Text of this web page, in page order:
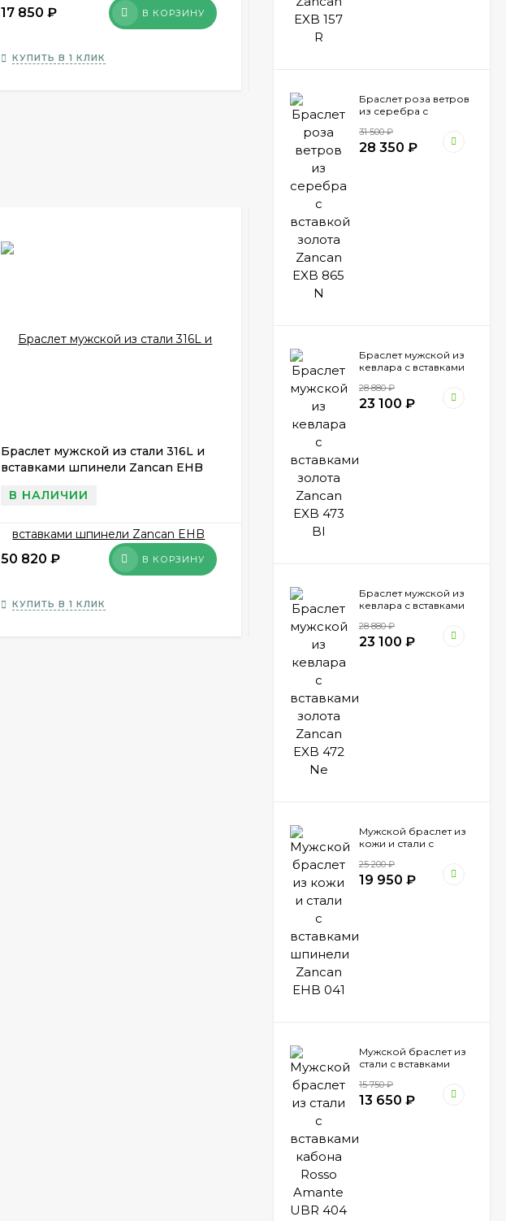
17 850 ₽ В КОРЗИНУ
КУПИТЬ В 1 КЛИК
25 200 ₽
Браслет мужской из стали 316L и
вставками шпинели Zancan EHB
В НАЛИЧИИ
50 820 ₽ В КОРЗИНУ
КУПИТЬ В 1 КЛИК
Браслет мужской каучук золото
Zancan EXB 191R.
В НАЛИЧИИ
КУПИТЬ В 1 КЛИК
Браслет роза ветров
из серебра с
Zancan EXB 865 N
31 500₽
28 350 ₽
Браслет мужской из
кевлара с вставками
473 BI
28 880₽
23 100 ₽
Браслет мужской из
кевлара с вставками
472 Ne
28 880₽
23 100 ₽
Мужской браслет из
кожи и стали с
Zancan EHB 041
25 200₽
19 950 ₽
Мужской браслет из
стали с вставками
UBR 404 ZG
15 750₽
13 650 ₽